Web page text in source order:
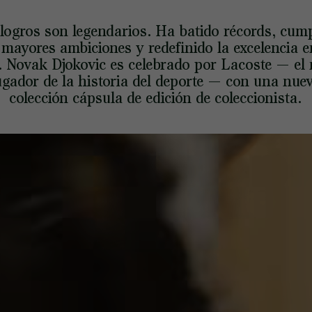
son legendarios. Ha batido récords,
ambiciones y redefinido la excelencia
Novak Djokovic es celebrado por Lacoste — el
de la historia del deporte — con una
colección cápsula de edición de coleccionista.